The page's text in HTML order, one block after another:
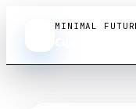
MINIMAL